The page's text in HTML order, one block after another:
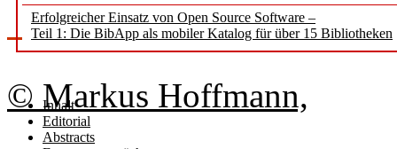
Erfolgreicher Einsatz von Open Source Software –
Teil 1: Die BibApp als mobiler Katalog für über 15 Bibliotheken
Inhalt
Editorial
Abstracts
© Markus Hoffmann,